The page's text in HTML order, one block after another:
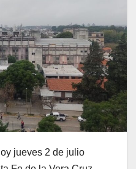
jueves 2 de julio